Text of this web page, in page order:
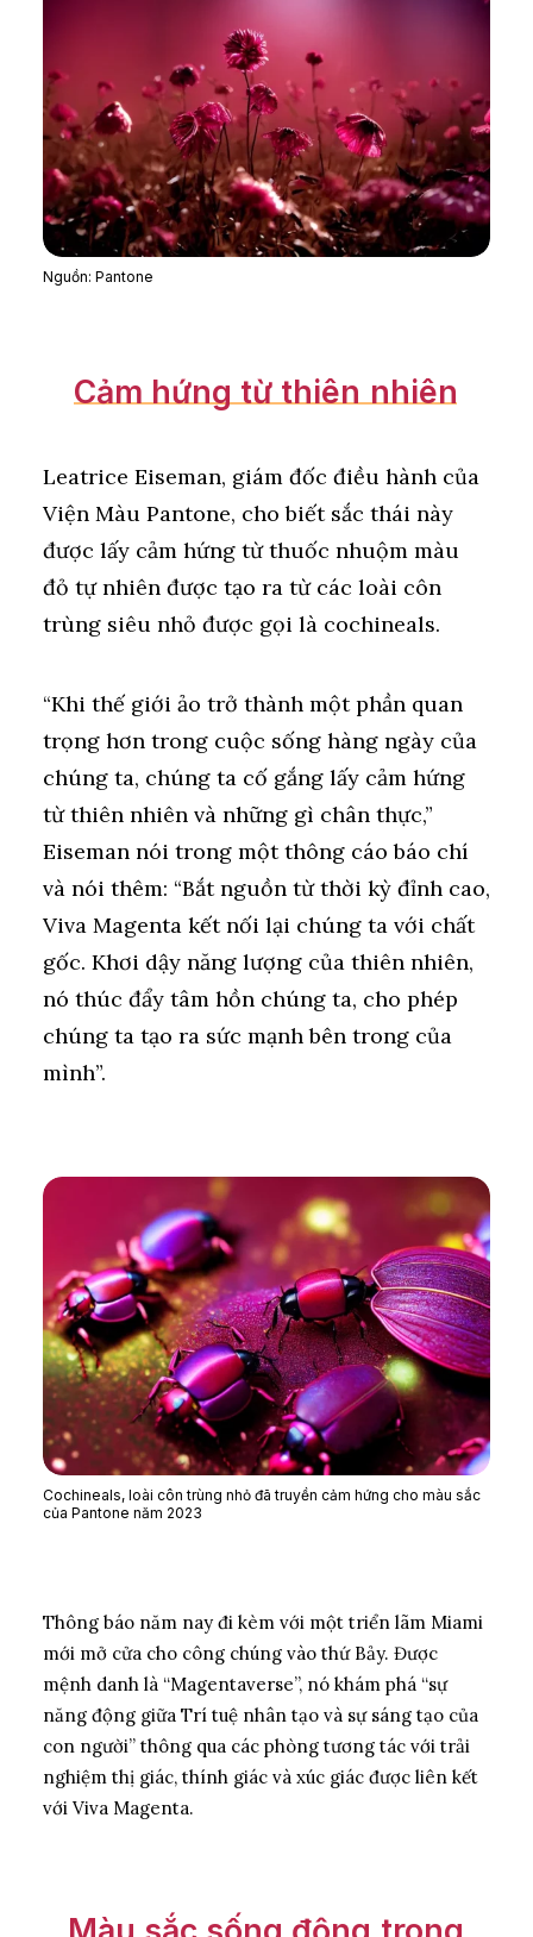
Nguồn: Pantone
Cảm hứng từ thiên nhiên
Leatrice Eiseman, giám đốc điều hành của
Viện Màu Pantone, cho biết sắc thái này
được lấy cảm hứng từ thuốc nhuộm màu
đỏ tự nhiên được tạo ra từ các loài côn
trùng siêu nhỏ được gọi là cochineals.
“Khi thế giới ảo trở thành một phần quan
trọng hơn trong cuộc sống hàng ngày của
chúng ta, chúng ta cố gắng lấy cảm hứng
từ thiên nhiên và những gì chân thực,”
Eiseman nói trong một thông cáo báo chí
và nói thêm: “Bắt nguồn từ thời kỳ đỉnh cao,
Viva Magenta kết nối lại chúng ta với chất
gốc. Khơi dậy năng lượng của thiên nhiên,
nó thúc đẩy tâm hồn chúng ta, cho phép
chúng ta tạo ra sức mạnh bên trong của
mình”.
Cochineals, loài côn trùng nhỏ đã truyền cảm hứng cho màu sắc
của Pantone năm 2023
Thông báo năm nay đi kèm với một triển lãm Miami
mới mở cửa cho công chúng vào thứ Bảy. Được
mệnh danh là “Magentaverse”, nó khám phá “sự
năng động giữa Trí tuệ nhân tạo và sự sáng tạo của
con người” thông qua các phòng tương tác với trải
nghiệm thị giác, thính giác và xúc giác được liên kết
với Viva Magenta.